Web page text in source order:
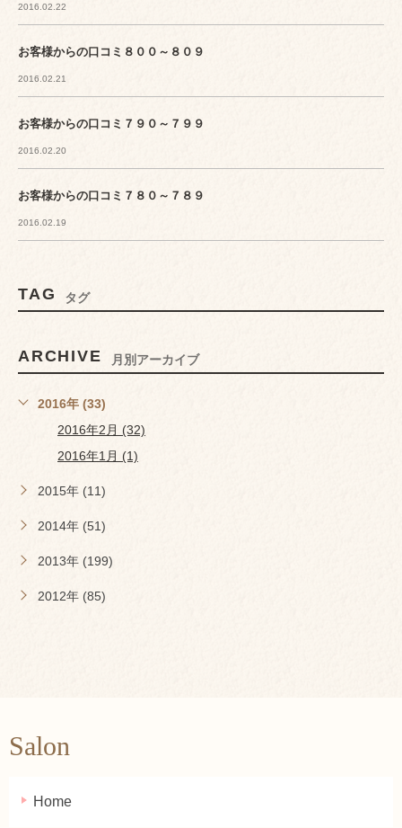
2016.02.22
お客様からの口コミ８００～８０９
2016.02.21
お客様からの口コミ７９０～７９９
2016.02.20
お客様からの口コミ７８０～７８９
2016.02.19
TAG タグ
ARCHIVE 月別アーカイブ
2016年 (33)
2016年2月 (32)
2016年1月 (1)
2015年 (11)
2014年 (51)
2013年 (199)
2012年 (85)
Salon
Home